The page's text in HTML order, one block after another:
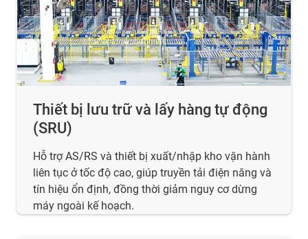
Thiết bị lưu trữ và lấy hàng tự động
(SRU)
Hỗ trợ AS/RS và thiết bị xuất/nhập kho vận hành
liên tục ở tốc độ cao, giúp truyền tải điện năng và
tín hiệu ổn định, đồng thời giảm nguy cơ dừng
máy ngoài kế hoạch.